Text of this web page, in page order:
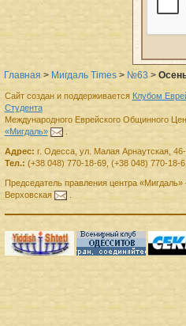
Главная > Мигдаль Times > №63 >
Сайт создан и поддерживается Клубом
Студента
Международного Еврейского Общинного
«Мигдаль»
.
Адрес: г. Одесса, ул. Малая Арнаутская, 46-
Тел.: (+38 048) 770-18-69, (+38 048) 770-18-
Председатель правленияцентра «Мигдаль»
Верховская
.